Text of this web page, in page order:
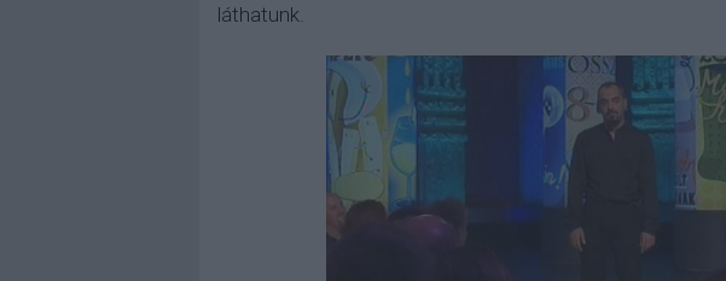
láthatunk.